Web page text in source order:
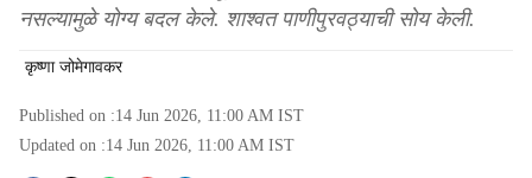
नसल्यामुळे योग्य बदल केले. शाश्वत पाणीपुरवठ्याची सोय केली.
कृष्णा जोमेगावकर
Published on :14 Jun 2026, 11:00 AM IST
Updated on :14 Jun 2026, 11:00 AM IST